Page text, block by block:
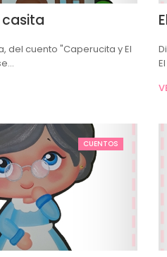
casita
del cuento "Caperucita y El
CUENTOS